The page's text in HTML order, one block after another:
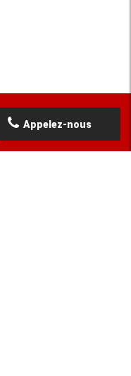
Appelez-nous